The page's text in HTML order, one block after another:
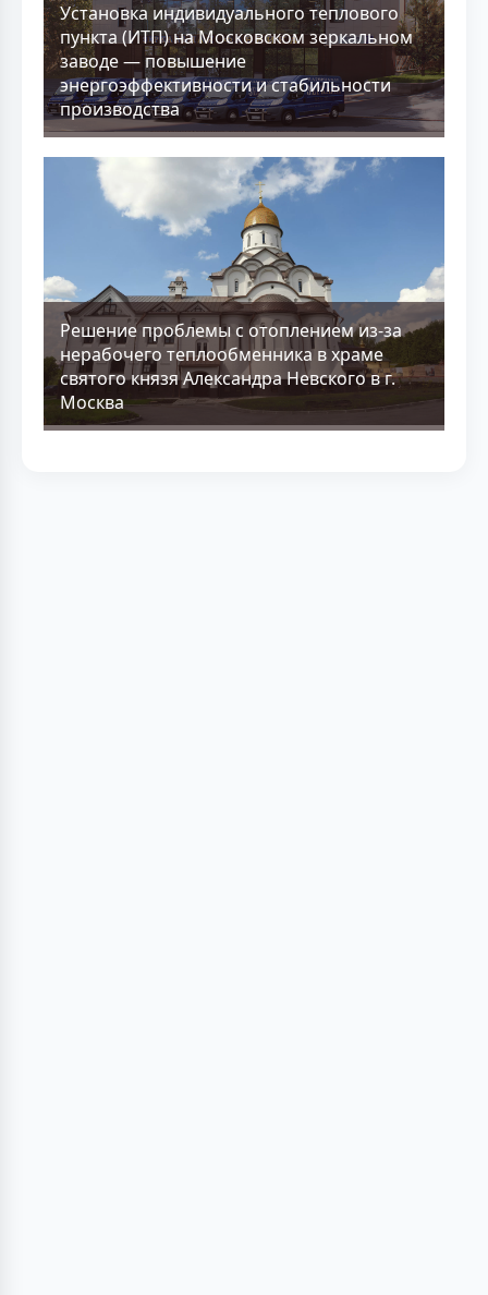
Установка индивидуального теплового
пункта (ИТП) на Московском зеркальном
заводе — повышение
энергоэффективности и стабильности
производства
Решение проблемы с отоплением из-за
нерабочего теплообменника в храме
святого князя Александра Невского в г.
Москва